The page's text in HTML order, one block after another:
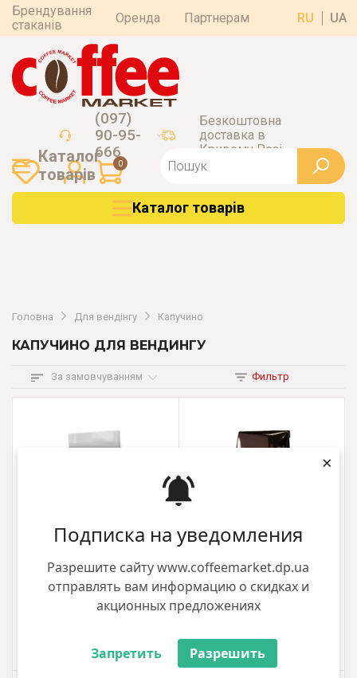
Подписка на уведомления
Разрешите сайту www.coffeemarket.dp.ua
отправлять вам информацию о скидках и
акционных предложениях
Запретить Разрешить
×
Брендування
стаканів
Оренда Партнерам RU UA
(097)
90-95-
666
Безкоштовна
доставка в
Кривому Розі
0
Каталог
товарiв
Каталог товарiв
Головна Для вендінгу Капучино
КАПУЧИНО ДЛЯ ВЕНДИНГУ
За замовчуванням Фильтр
Капучино MIX Irish Cream 1000г
316.00 грн
Купити
Капучино MIX Лісовий горіх 1кг
286.00 грн